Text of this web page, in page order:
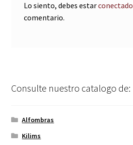
Lo siento, debes estarconectado
comentario.
Consulte nuestro catalogo de:
Alfombras
Kilims